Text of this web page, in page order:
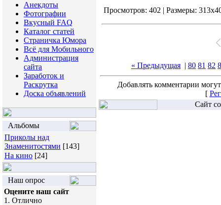
Анекдоты
Фотографии
Вкусный FAQ
Каталог статей
Страничка Юмора
Всё для Мобильного
Администрация
сайта
Заработок и
Раскрутка
Доска объявлений
Альбомы
Приколы над
Знаменитостями [143]
На кино [24]
Наш опрос
Оцените наш сайт
1. Отлично
Просмотров: 402 | Размеры:
« Предыдущая | 80 81 82
Добавлять комментарии
[
Сайт